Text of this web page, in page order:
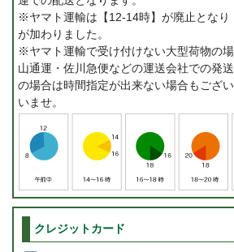
※ヤマト運輸は【12-14時】が廃止となり
が加わりました。
※ヤマト運輸で受け付けない大型荷物の
山通運・佐川急便などの運送会社での発
の場合は時間指定が出来ない場合もござ
いませ。
クレジットカード